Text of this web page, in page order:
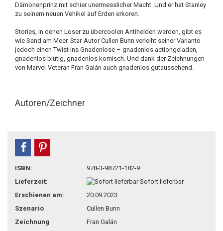
Dämonenprinz mit schier unermesslicher Macht. Und er hat Stanley
zu seinem neuen Vehikel auf Erden erkoren.
Stories, in denen Loser zu übercoolen Antihelden werden, gibt es
wie Sand am Meer. Star-Autor Cullen Bunn verleiht seiner Variante
jedoch einen Twist ins Gnadenlose – gnadenlos actiongeladen,
gnadenlos blutig, gnadenlos komisch. Und dank der Zeichnungen
von Marvel-Veteran Fran Galán auch gnadenlos gutaussehend.
Autoren/Zeichner
teilen
ISBN:
978-3-98721-182-9
Lieferzeit:
Sofort lieferbar
Erschienen am:
20.09.2023
Szenario
Cullen Bunn
Zeichnung
Fran Galán